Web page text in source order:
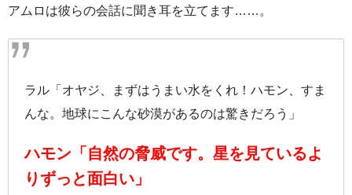
アムロは彼らの会話に聞き耳を立てます……。
ラル「オヤジ、まずはうまい水をくれ！ハモン、すま
んな。地球にこんな砂漠があるのは驚きだろう」
ハモン「自然の脅威です。星を見ているよ
りずっと面白い」